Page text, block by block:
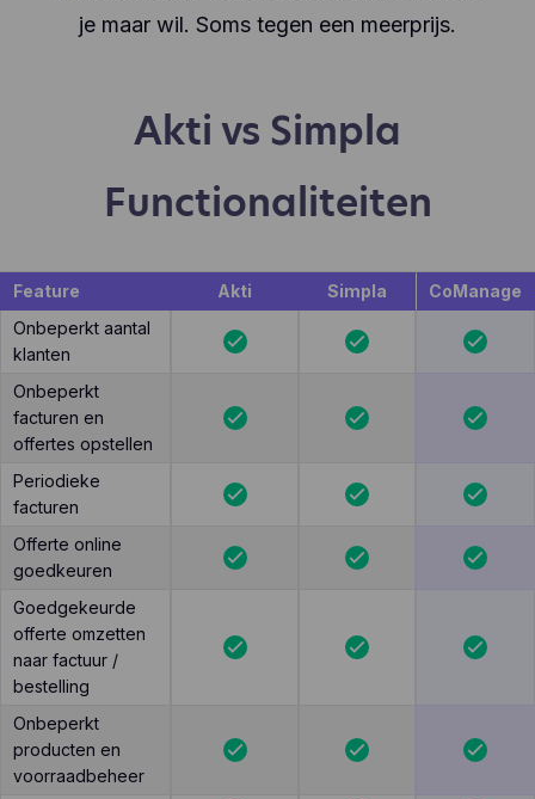
je maar wil. Soms tegen een meerprijs.
Akti vs Simpla
Functionaliteiten
Feature Akti Simpla
CoManage
Onbeperkt aantal
klanten
Onbeperkt
facturen en
offertes opstellen
Periodieke
facturen
Offerte online
goedkeuren
Goedgekeurde
offerte omzetten
naar factuur /
bestelling
Onbeperkt
producten en
voorraadbeheer